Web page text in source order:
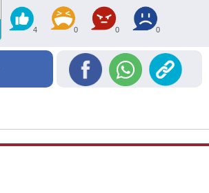
4 0 0 0